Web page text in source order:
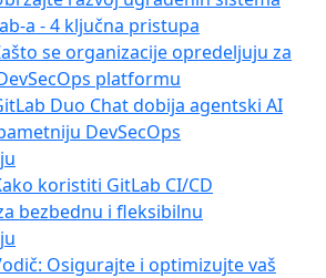
a - 4 ključna pristupa
se organizacije opredeljuju za
platformu
Duo Chat dobija agentski AI
DevSecOps
koristiti GitLab CI/CD
bezbednu i fleksibilnu
Osigurajte i optimizujte vaš